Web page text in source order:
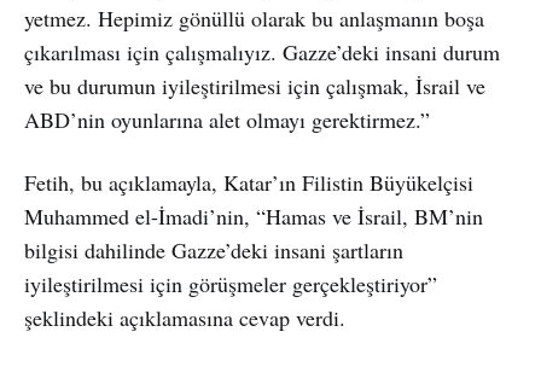
yetmez. Hepimiz gönüllü olarak bu anlaşmanın boşa
çıkarılması için çalışmalıyız. Gazze’deki insani durum
ve bu durumun iyileştirilmesi için çalışmak, İsrail ve
ABD’nin oyunlarına alet olmayı gerektirmez.”
Fetih, bu açıklamayla, Katar’ın Filistin Büyükelçisi
Muhammed el-İmadi’nin, “Hamas ve İsrail, BM’nin
bilgisi dahilinde Gazze’deki insani şartların
iyileştirilmesi için görüşmeler gerçekleştiriyor”
şeklindeki açıklamasına cevap verdi.